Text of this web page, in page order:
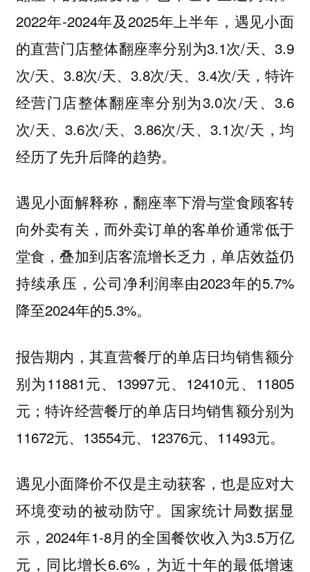
2022年-2024年及2025年上半年，遇见小面
的直营门店整体翻座率分别为3.1次/天、3.9
次/天、3.8次/天、3.8次/天、3.4次/天，特许
经营门店整体翻座率分别为3.0次/天、3.6
次/天、3.6次/天、3.86次/天、3.1次/天，均
经历了先升后降的趋势。
遇见小面解释称，翻座率下滑与堂食顾客转
向外卖有关，而外卖订单的客单价通常低于
堂食，叠加到店客流增长乏力，单店效益仍
持续承压，公司净利润率由2023年的5.7%
降至2024年的5.3%。
报告期内，其直营餐厅的单店日均销售额分
别为11881元、13997元、12410元、11805
元；特许经营餐厅的单店日均销售额分别为
11672元、13554元、12376元、11493元。
遇见小面降价不仅是主动获客，也是应对大
环境变动的被动防守。国家统计局数据显
示，2024年1-8月的全国餐饮收入为3.5万亿
元，同比增长6.6%，为近十年的最低增速